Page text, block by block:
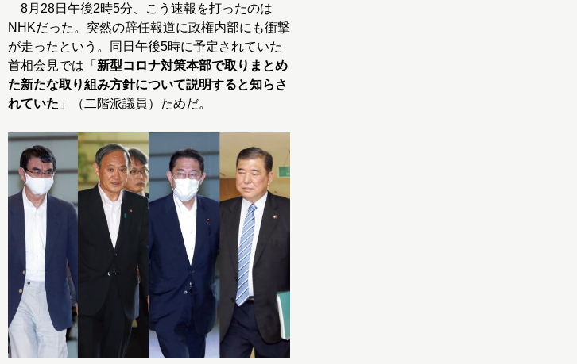
8月28日午後2時5分、こう速報を打ったのは
NHKだった。突然の辞任報道に政権内部にも衝撃
が走ったという。同日午後5時に予定されていた
首相会見では「 新型コロナ対策本部で取りまとめ
た新たな取り組み方針について説明すると知らさ
れていた 」（二階派議員）ためだ。